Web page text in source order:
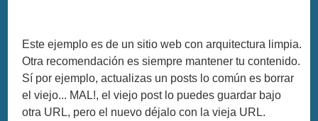
Este ejemplo es de un sitio web con arquitectura limpia.
Otra recomendación es siempre mantener tu contenido.
Sí por ejemplo, actualizas un posts lo común es borrar
el viejo... MAL!, el viejo post lo puedes guardar bajo
otra URL, pero el nuevo déjalo con la vieja URL.